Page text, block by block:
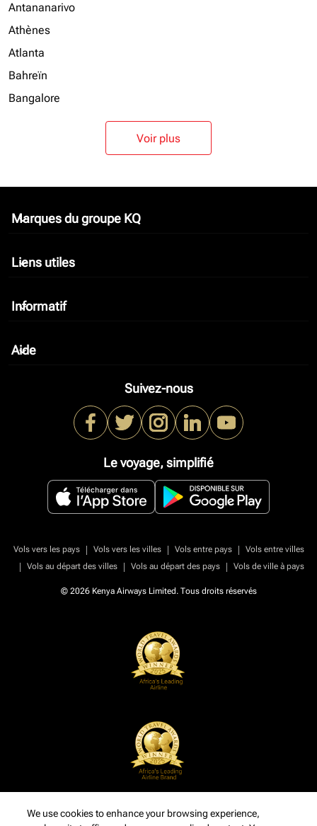
Antananarivo
Athènes
Atlanta
Bahreïn
Bangalore
Voir plus
Marques du groupe KQ
keyboard_arrow_down
Liens utiles
keyboard_arrow_down
Informatif
keyboard_arrow_down
Aide
keyboard_arrow_down
Suivez-nous
Le voyage, simplifié
Vols vers les pays | Vols vers les villes | Vols entre pays |
Vols entre villes
|
Vols au départ des villes | Vols au départ des pays | Vols de ville à pays
© 2026 Kenya Airways Limited. Tous droits réservés
We use cookies to enhance your browsing experience,